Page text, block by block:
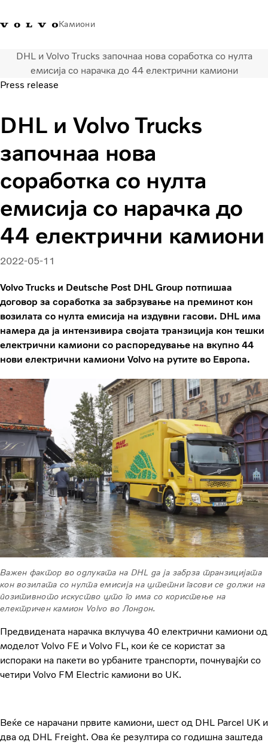
Камиони
Volvo Trucks - Македонија -
Контакти
Продавница за Volvo
Trucks
Најава Македонија
Камиони
Услуги
Локатор на дилери
News
За нас
Volvo Truck Builder
Контактирајте нѐ
DHL и Volvo Trucks започнаа нова соработка со нулта
емисија со нарачка до 44 електрични камиони
Press release
DHL и Volvo Trucks
започнаа нова
соработка со нулта
емисија со нарачка до
44 електрични камиони
2022-05-11
Volvo Trucks и Deutsche Post DHL Group потпишаа
договор за соработка за забрзување на преминот кон
возилата со нулта емисија на издувни гасови. DHL има
намера да ја интензивира својата транзиција кон тешки
електрични камиони со распоредување на вкупно 44
нови електрични камиони Volvo на рутите во Европа.
Важен фактор во одлуката на DHL да ја забрза транзицијата
кон возилата со нулта емисија на штетни гасови се должи на
позитивното искуство што го има со користење на
електричен камион Volvo во Лондон.
Предвидената нарачка вклучува 40 електрични камиони од
моделот Volvo FE и Volvo FL, кои ќе се користат за
испораки на пакети во урбаните транспорти, почнувајќи со
четири Volvo FM Electric камиони во UК.
Веќе се нарачани првите камиони, шест од DHL Parcel UK и
два од DHL Freight. Ова ќе резултира со годишна заштеда